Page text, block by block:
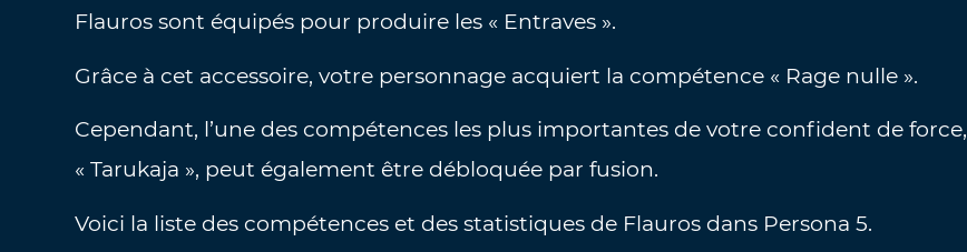
Flauros sont équipés pour produire les « Entraves ».
Grâce à cet accessoire, votre personnage acquiert la compétence « Rage nulle ».
Cependant, l’une des compétences les plus importantes de votre confident de force,
« Tarukaja », peut également être débloquée par fusion.
Voici la liste des compétences et des statistiques de Flauros dans Persona 5.